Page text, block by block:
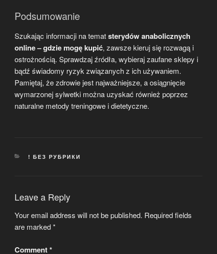
Podsumowanie
Szukając informacji na tematsterydów anabolicznych
online – gdzie mogę kupić, zawsze kieruj się rozwagą i
ostrożnością. Sprawdzaj źródła, wybieraj zaufane sklepy i
bądź świadomy ryzyk związanych z ich używaniem.
Pamiętaj, że zdrowie jest najważniejsze, a osiągnięcie
wymarzonej sylwetki można uzyskać również poprzez
naturalne metody treningowe i dietetyczne.
CATEGORIES
! БЕЗ РУБРИКИ
Leave a Reply
Your email address will not be published. Required fields
are marked*
Comment*